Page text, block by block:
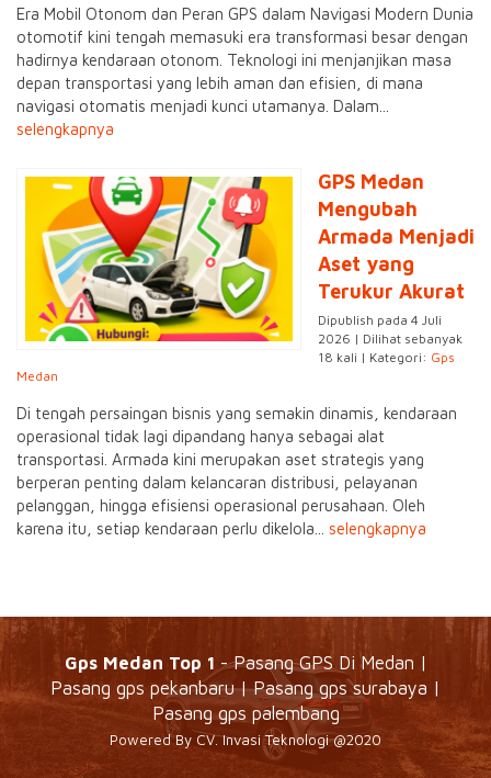
Era Mobil Otonom dan Peran GPS dalam Navigasi Modern Dunia
otomotif kini tengah memasuki era transformasi besar dengan
hadirnya kendaraan otonom. Teknologi ini menjanjikan masa
depan transportasi yang lebih aman dan efisien, di mana
navigasi otomatis menjadi kunci utamanya. Dalam...
selengkapnya
GPS Medan
Mengubah
Armada Menjadi
Aset yang
Terukur Akurat
Dipublish pada 4 Juli
2026 | Dilihat sebanyak
18 kali | Kategori: Gps
Medan
Di tengah persaingan bisnis yang semakin dinamis, kendaraan
operasional tidak lagi dipandang hanya sebagai alat
transportasi. Armada kini merupakan aset strategis yang
berperan penting dalam kelancaran distribusi, pelayanan
pelanggan, hingga efisiensi operasional perusahaan. Oleh
karena itu, setiap kendaraan perlu dikelola... selengkapnya
Gps Medan Top 1 - Pasang GPS Di Medan |
Pasang gps pekanbaru | Pasang gps surabaya |
Pasang gps palembang
Powered By CV. Invasi Teknologi @2020